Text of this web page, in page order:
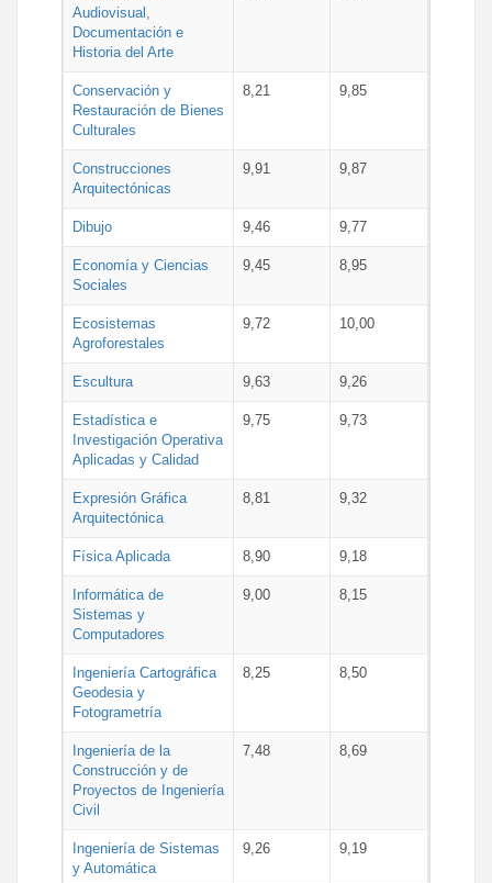
Audiovisual,
Documentación e
Historia del Arte
Conservación y
Restauración de Bienes
Culturales
8,21 9,85
Construcciones
Arquitectónicas
9,91 9,87
Dibujo 9,46 9,77
Economía y Ciencias
Sociales
9,45 8,95
Ecosistemas
Agroforestales
9,72 10,00
Escultura 9,63 9,26
Estadística e
Investigación Operativa
Aplicadas y Calidad
9,75 9,73
Expresión Gráfica
Arquitectónica
8,81 9,32
Física Aplicada 8,90 9,18
Informática de
Sistemas y
Computadores
9,00 8,15
Ingeniería Cartográfica
Geodesia y
Fotogrametría
8,25 8,50
Ingeniería de la
Construcción y de
Proyectos de Ingeniería
Civil
7,48 8,69
Ingeniería de Sistemas
y Automática
9,26 9,19